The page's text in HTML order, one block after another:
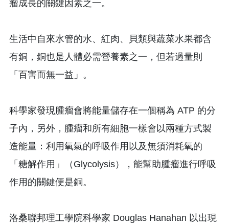
瘤成長的關鍵因素之一。
生活中自來水管的水、紅肉、貝類與蔬菜水果都含
有銅，銅也是人體必需營養素之一，但若過量則
「百害而無一益」。
科學家發現腫瘤會將能量儲存在一個稱為 ATP 的分
子內，另外，腫瘤和所有細胞一樣會以兩種方式製
造能量：利用氧氣的呼吸作用以及無須消耗氧的
「糖解作用」（Glycolysis），能幫助腫瘤進行呼吸
作用的關鍵便是銅。
洛桑聯邦理工學院科學家 Douglas Hanahan 以出現